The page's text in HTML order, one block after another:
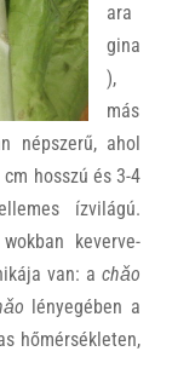
ara
gina
),
más
népszerű, ahol
hosszú és 3-4
ízvilágú.
keverve-
van: achǎo
lényegében a
hőmérsékleten,